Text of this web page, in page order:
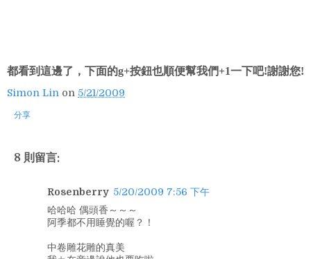
都看到這邊了，下面的g+按鈕也順便幫我們+1一下吧!謝謝您!
Simon Lin on 5/21/2009
分享
8 則留言:
Rosenberry 5/20/2009 7:56 下午
哈哈哈 偶頭香～～～
阿季都不用睡覺的喔？！
中卷雕花雕的真美